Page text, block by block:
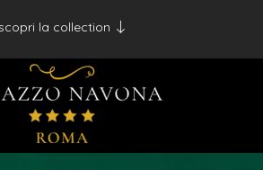
la collection
Desìo Charming Hotels
del Sole al Pantheon - Roma
Navona - Roma